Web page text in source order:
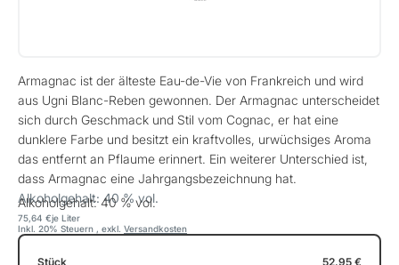
Armagnac ist der älteste Eau-de-Vie von Frankreich und wird
aus Ugni Blanc-Reben gewonnen. Der Armagnac unterscheidet
sich durch Geschmack und Stil vom Cognac, er hat eine
dunklere Farbe und besitzt ein kraftvolles, urwüchsiges Aroma
das entfernt an Pflaume erinnert. Ein weiterer Unterschied ist,
dass Armagnac eine Jahrgangsbezeichnung hat.
Alkoholgehalt: 40 % vol.
Alkoholgehalt: 40 % vol.
je Liter
75,64 €
Inkl. 20% Steuern , exkl. Versandkosten
Stück 52,95 €